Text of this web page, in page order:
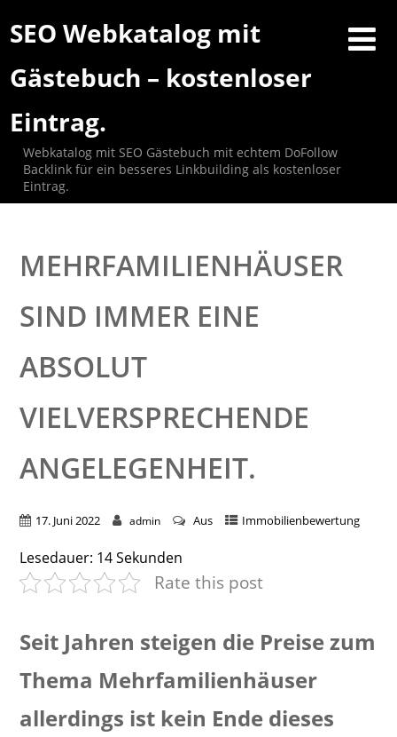
SEO Webkatalog mit
Gästebuch – kostenloser
Eintrag.
Webkatalog mit SEO Gästebuch mit echtem DoFollow
Backlink für ein besseres Linkbuilding als kostenloser
Eintrag.
MEHRFAMILIENHÄUSER
SIND IMMER EINE
ABSOLUT
VIELVERSPRECHENDE
ANGELEGENHEIT.
17. Juni 2022 admin Aus Immobilienbewertung
Lesedauer: 14Sekunden
Rate this post
Seit Jahren steigen die Preise zum
Thema Mehrfamilienhäuser
allerdings ist kein Ende dieses